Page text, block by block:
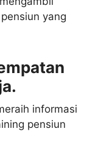
yang
informasi
pensiun